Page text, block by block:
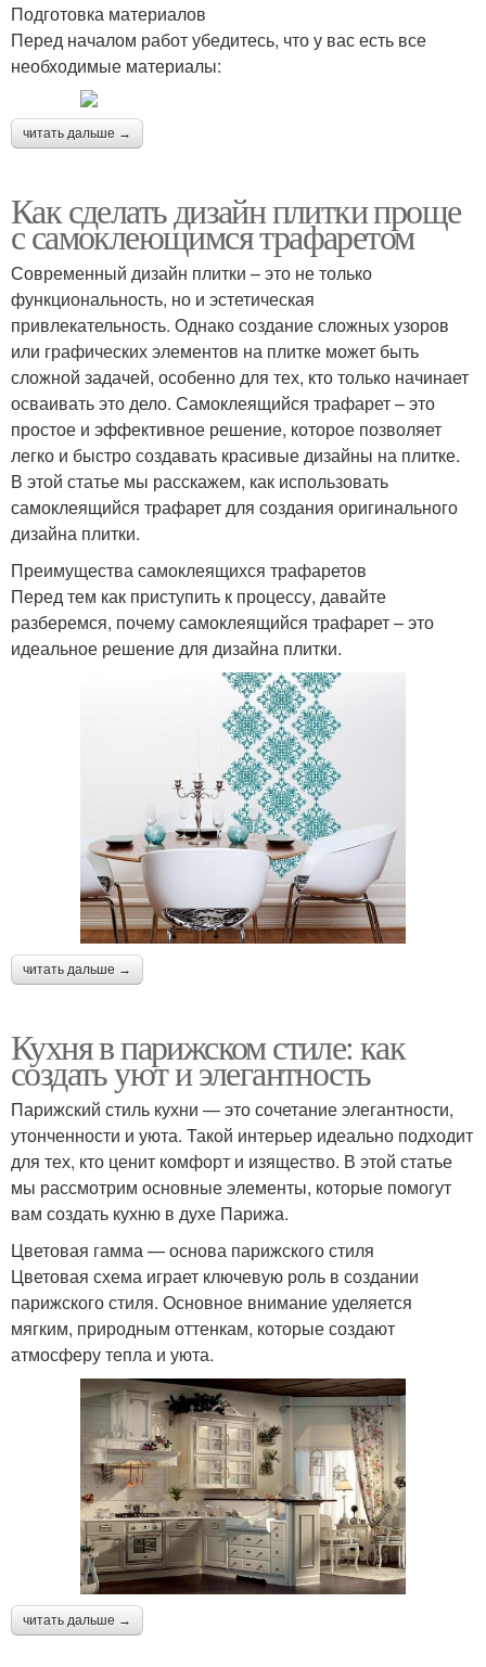
Подготовка материалов
Перед началом работ убедитесь, что у вас есть все
необходимые материалы:
читать дальше →
Как сделать дизайн плитки проще
с самоклеющимся трафаретом
Современный дизайн плитки – это не только
функциональность, но и эстетическая
привлекательность. Однако создание сложных узоров
или графических элементов на плитке может быть
сложной задачей, особенно для тех, кто только начинает
осваивать это дело. Самоклеящийся трафарет – это
простое и эффективное решение, которое позволяет
легко и быстро создавать красивые дизайны на плитке.
В этой статье мы расскажем, как использовать
самоклеящийся трафарет для создания оригинального
дизайна плитки.
Преимущества самоклеящихся трафаретов
Перед тем как приступить к процессу, давайте
разберемся, почему самоклеящийся трафарет – это
идеальное решение для дизайна плитки.
читать дальше →
Кухня в парижском стиле: как
создать уют и элегантность
Парижский стиль кухни — это сочетание элегантности,
утонченности и уюта. Такой интерьер идеально подходит
для тех, кто ценит комфорт и изящество. В этой статье
мы рассмотрим основные элементы, которые помогут
вам создать кухню в духе Парижа.
Цветовая гамма — основа парижского стиля
Цветовая схема играет ключевую роль в создании
парижского стиля. Основное внимание уделяется
мягким, природным оттенкам, которые создают
атмосферу тепла и уюта.
читать дальше →